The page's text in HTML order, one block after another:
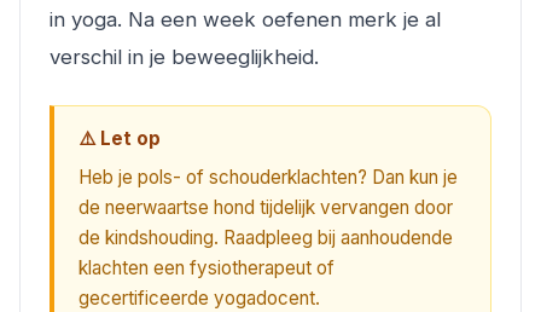
in yoga. Na een week oefenen merk je al
verschil in je beweeglijkheid.
⚠️ Let op
Heb je pols- of schouderklachten? Dan kun je
de neerwaartse hond tijdelijk vervangen door
de kindshouding. Raadpleeg bij aanhoudende
klachten een fysiotherapeut of
gecertificeerde yogadocent.